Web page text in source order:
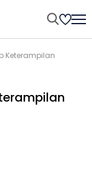
Keterampilan